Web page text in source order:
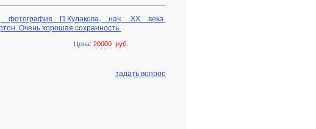
фотография П.Кулакова, нач. ХХ века.
Очень хорошая сохранность.
Цена: 20000 руб.
задать вопрос